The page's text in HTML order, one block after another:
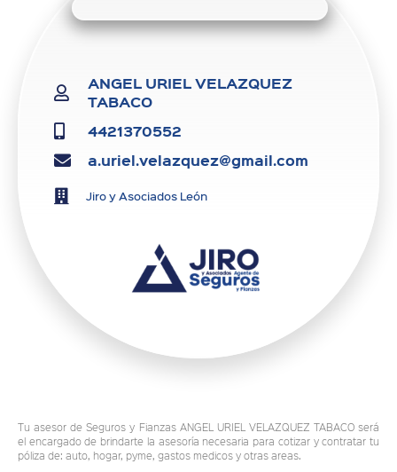
ANGEL URIEL VELAZQUEZ
TABACO
4421370552
a.uriel.velazquez@gmail.com
Jiro y Asociados León
Tu asesor de Seguros y Fianzas ANGEL URIEL VELAZQUEZ TABACO será
el encargado de brindarte la asesoría necesaria para cotizar y contratar tu
póliza de: auto, hogar, pyme, gastos medicos y otras areas.